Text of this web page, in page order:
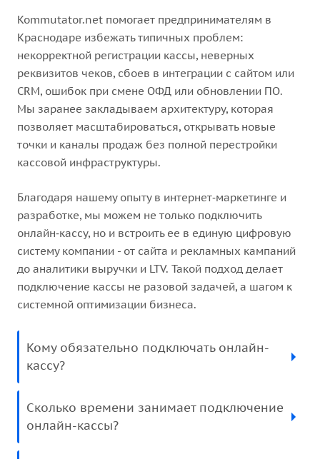
Kommutator.net помогает предпринимателям в
Краснодаре избежать типичных проблем:
некорректной регистрации кассы, неверных
реквизитов чеков, сбоев в интеграции с сайтом или
CRM, ошибок при смене ОФД или обновлении ПО.
Мы заранее закладываем архитектуру, которая
позволяет масштабироваться, открывать новые
точки и каналы продаж без полной перестройки
кассовой инфраструктуры.
Благодаря нашему опыту в интернет‑маркетинге и
разработке, мы можем не только подключить
онлайн‑кассу, но и встроить ее в единую цифровую
систему компании - от сайта и рекламных кампаний
до аналитики выручки и LTV. Такой подход делает
подключение кассы не разовой задачей, а шагом к
системной оптимизации бизнеса.
Кому обязательно подключать онлайн-
кассу?
Сколько времени занимает подключение
онлайн-кассы?